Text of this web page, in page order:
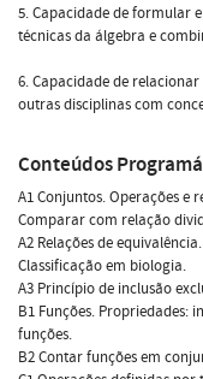
5. Capacidade de formular
técnicas da álgebra e
6. Capacidade de
outras disciplinas com
Conteúdos
A1 Conjuntos. Operações e
Comparar com relação
A2 Relações de
Classificação em biologia.
A3 Princípio de inclusão
B1 Funções. Propriedades:
funções.
B2 Contar funções em